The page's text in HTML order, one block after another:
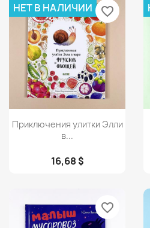
Просмотр
Приключения улитки Элли
в...
16,68 $
НЕТ В НАЛИЧИИ favorite_border
favorite_border